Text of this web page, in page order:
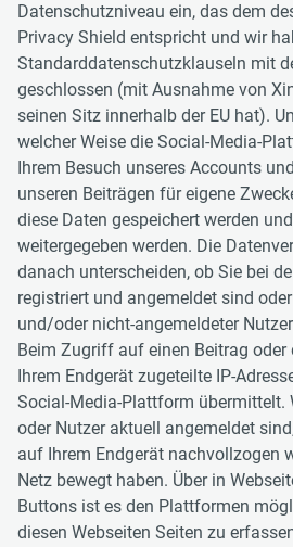
Datenschutzniveau ein, das dem
Privacy Shield entspricht und wir
Standarddatenschutzklauseln mit
geschlossen (mit Ausnahme von
seinen Sitz innerhalb der EU hat).
welcher Weise die Social-Media-
Ihrem Besuch unseres Accounts
unseren Beiträgen für eigene
diese Daten gespeichert werden
weitergegeben werden. Die
danach unterscheiden, ob Sie bei
registriert und angemeldet sind
und/oder nicht-angemeldeter
Beim Zugriff auf einen Beitrag
Ihrem Endgerät zugeteilte IP-
Social-Media-Plattform übermittelt.
oder Nutzer aktuell angemeldet
auf Ihrem Endgerät nachvollzogen
Netz bewegt haben. Über in
Buttons ist es den Plattformen
diesen Webseiten Seiten zu